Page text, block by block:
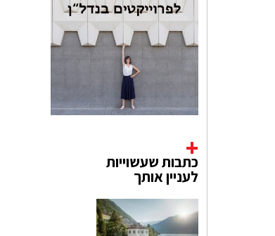
כתבות שעשוייות
לעניין אותך